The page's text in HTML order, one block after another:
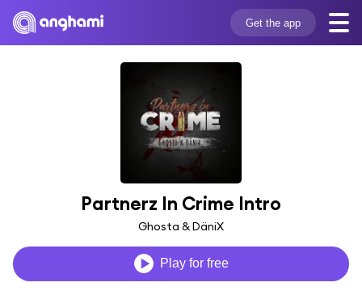
Get the app
Partnerz In Crime Intro
Ghosta & DäniX
Play for free